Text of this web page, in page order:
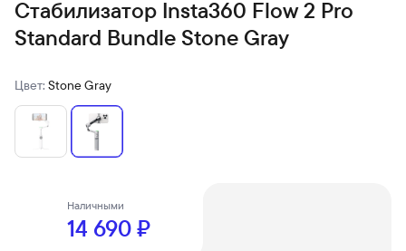
Стабилизатор Insta360 Flow 2 Pro
Standard Bundle Stone Gray
Цвет: Stone Gray
Наличными
14 690 ₽